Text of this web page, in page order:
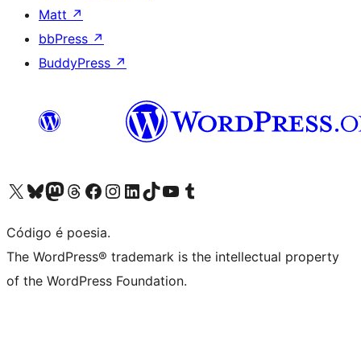
Matt ↗
bbPress ↗
BuddyPress ↗
Acessar nossa conta do X (antigo Twitter)
Acessar nossa conta do Bluesky
Acessar nossa conta do Mastodon
Acessar nossa conta do Threads
Acessar nossa página do Facebook
Acessar nossa conta do Instagram
Acessar nossa conta do LinkedIn
Acessar nossa conta do TikTok
Acessar nosso canal do YouTube
Acessar nossa conta no Tumblr
Código é poesia.
The WordPress® trademark is the intellectual property
of the WordPress Foundation.